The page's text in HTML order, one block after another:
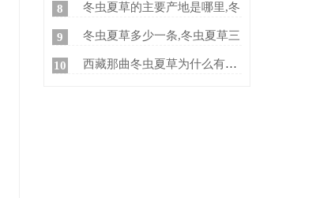
8 冬虫夏草的主要产地是哪里,冬
9 冬虫夏草多少一条,冬虫夏草三
10 西藏那曲冬虫夏草为什么有那么